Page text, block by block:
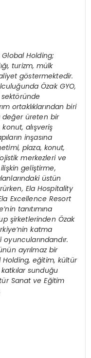
Global Holding;
turizm, mülk
göstermektedir.
Özak GYO,
öründe
ortaklıklarından biri
değer üreten bir
alışveriş
n inşasına
plaza, konut,
merkezleri ve
geliştirme,
üstün
Ela Hospitality
Excellence Resort
’nin tanıtımına
şirketlerinden Özak
’nin katma
oyuncularındandır.
ayrılmaz bir
Holding, eğitim, kültür
sunduğu
Sanat ve Eğitim